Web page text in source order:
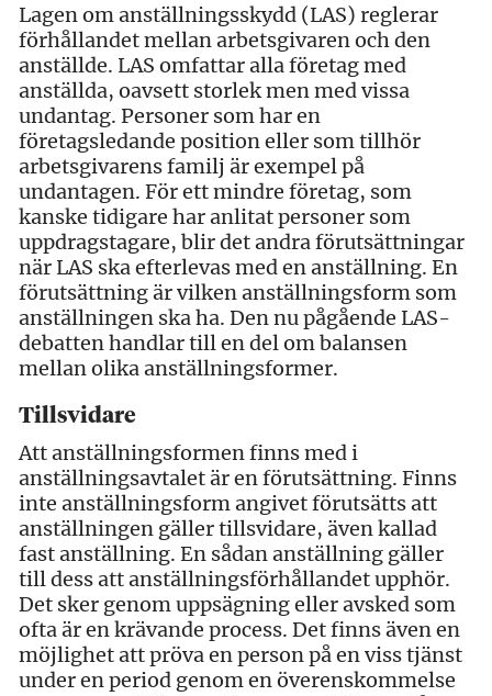
Lagen om anställningsskydd (LAS) reglerar
förhållandet mellan arbetsgivaren och den
anställde. LAS omfattar alla företag med
anställda, oavsett storlek men med vissa
undantag. Personer som har en
företagsledande position eller som tillhör
arbetsgivarens familj är exempel på
undantagen. För ett mindre företag, som
kanske tidigare har anlitat personer som
uppdragstagare, blir det andra förutsättningar
när LAS ska efterlevas med en anställning. En
förutsättning är vilken anställningsform som
anställningen ska ha. Den nu pågående LAS-
debatten handlar till en del om balansen
mellan olika anställningsformer.
Tillsvidare
Att anställningsformen finns med i
anställningsavtalet är en förutsättning. Finns
inte anställningsform angivet förutsätts att
anställningen gäller tillsvidare, även kallad
fast anställning. En sådan anställning gäller
till dess att anställningsförhållandet upphör.
Det sker genom uppsägning eller avsked som
ofta är en krävande process. Det finns även en
möjlighet att pröva en person på en viss tjänst
under en period genom en överenskommelse